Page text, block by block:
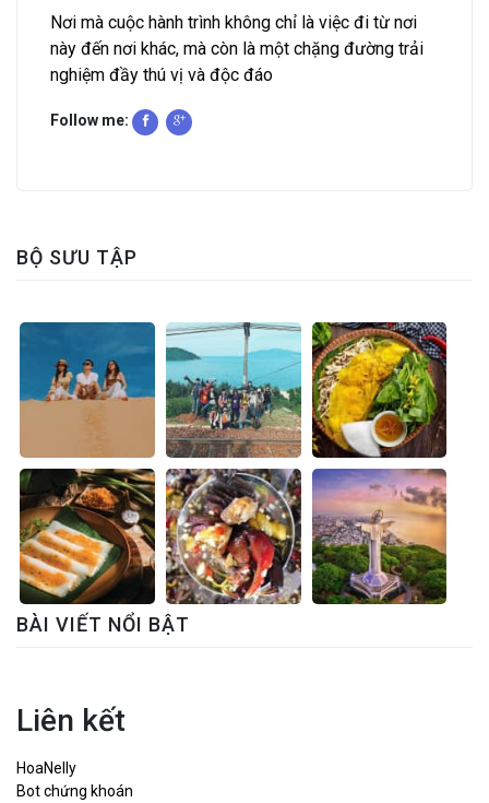
Nơi mà cuộc hành trình không chỉ là việc đi từ nơi
này đến nơi khác, mà còn là một chặng đường trải
nghiệm đầy thú vị và độc đáo
Follow me:
BỘ SƯU TẬP
BÀI VIẾT NỔI BẬT
Liên kết
HoaNelly
Bot chứng khoán